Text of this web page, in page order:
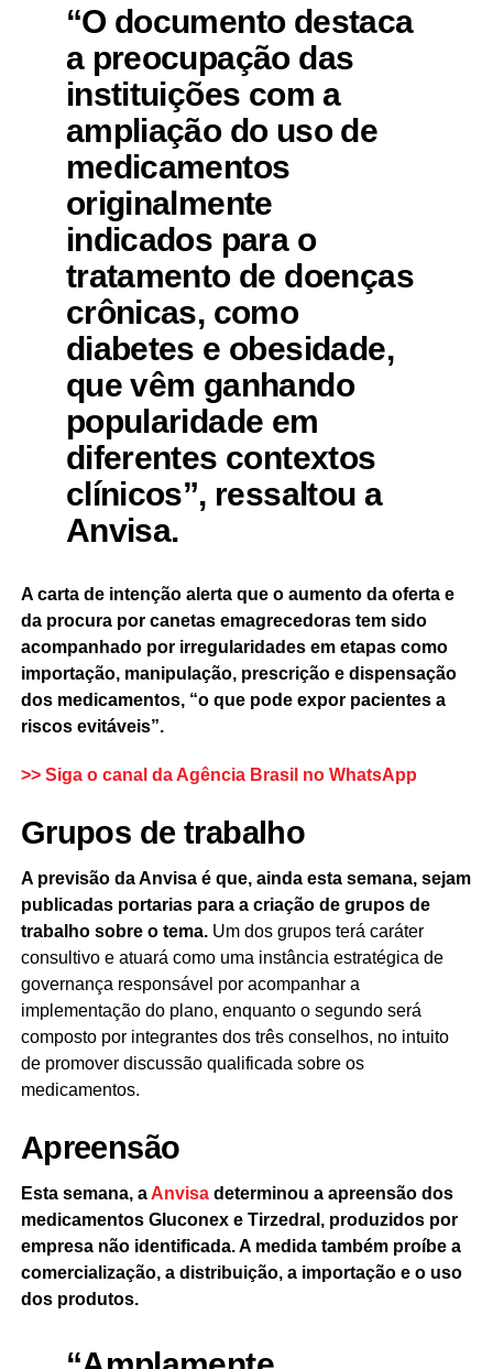
“O documento destaca
a preocupação das
instituições com a
ampliação do uso de
medicamentos
originalmente
indicados para o
tratamento de doenças
crônicas, como
diabetes e obesidade,
que vêm ganhando
popularidade em
diferentes contextos
clínicos”, ressaltou a
Anvisa.
A carta de intenção alerta que o aumento da oferta e
da procura por canetas emagrecedoras tem sido
acompanhado por irregularidades em etapas como
importação, manipulação, prescrição e dispensação
dos medicamentos, “o que pode expor pacientes a
riscos evitáveis”.
>> Siga o canal da Agência Brasil no WhatsApp
Grupos de trabalho
A previsão da Anvisa é que, ainda esta semana, sejam
publicadas portarias para a criação de grupos de
trabalho sobre o tema. Um dos grupos terá caráter
consultivo e atuará como uma instância estratégica de
governança responsável por acompanhar a
implementação do plano, enquanto o segundo será
composto por integrantes dos três conselhos, no intuito
de promover discussão qualificada sobre os
medicamentos.
Apreensão
Esta semana, a Anvisadeterminou a apreensão dos
medicamentos Gluconex e Tirzedral, produzidos por
empresa não identificada. A medida também proíbe a
comercialização, a distribuição, a importação e o uso
dos produtos.